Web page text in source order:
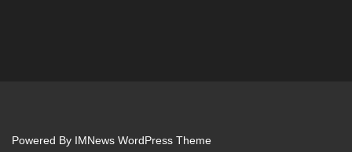
Powered By IMNews WordPress Theme